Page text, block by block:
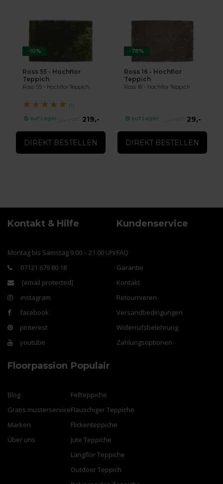
-10%
Ross 55 - Hochflor
Teppich
Ross 55 - Hochflor Teppich
★★★★★ (1)
auf Lager 219,-
DIREKT BESTELLEN
-78%
Ross 16 - Hochflor
Teppich
Ross 16 - Hochflor Teppich
auf Lager 29,-
DIREKT BESTELLEN
Kontakt & Hilfe
Montag bis Samstag 9.00 – 21.00 Uhr
07121 679 80 18
[email protected]
instagram
facebook
pinterest
youtube
Kundenservice
FAQ
Garantie
Kontakt
Retournieren
Versandbedingungen
Widerrufsbelehrung
Zahlungsoptionen
Floorpassion
Blog
Gratis musterservice
Marken
Über uns
Populair
Fellteppiche
Flauschiger Teppiche
Flickenteppiche
Jute Teppiche
Langflor Teppiche
Outdoor Teppich